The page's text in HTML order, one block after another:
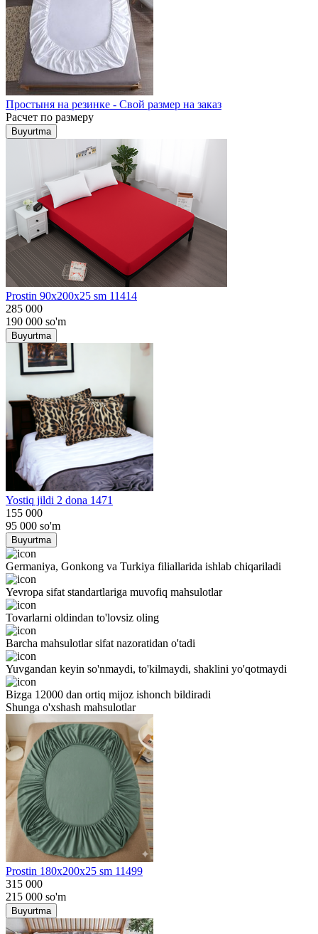
Простыня на резинке - Свой размер на заказ
Расчет по размеру
Buyurtma
Prostin 90x200x25 sm 11414
285 000
190 000 so'm
Buyurtma
Yostiq jildi 2 dona 1471
155 000
95 000 so'm
Buyurtma
Germaniya, Gonkong va Turkiya filiallarida ishlab chiqariladi
Yevropa sifat standartlariga muvofiq mahsulotlar
Tovarlarni oldindan to'lovsiz oling
Barcha mahsulotlar sifat nazoratidan o'tadi
Yuvgandan keyin so'nmaydi, to'kilmaydi, shaklini yo'qotmaydi
Bizga 12000 dan ortiq mijoz ishonch bildiradi
Shunga o'xshash mahsulotlar
Prostin 180x200x25 sm 11499
315 000
215 000 so'm
Buyurtma